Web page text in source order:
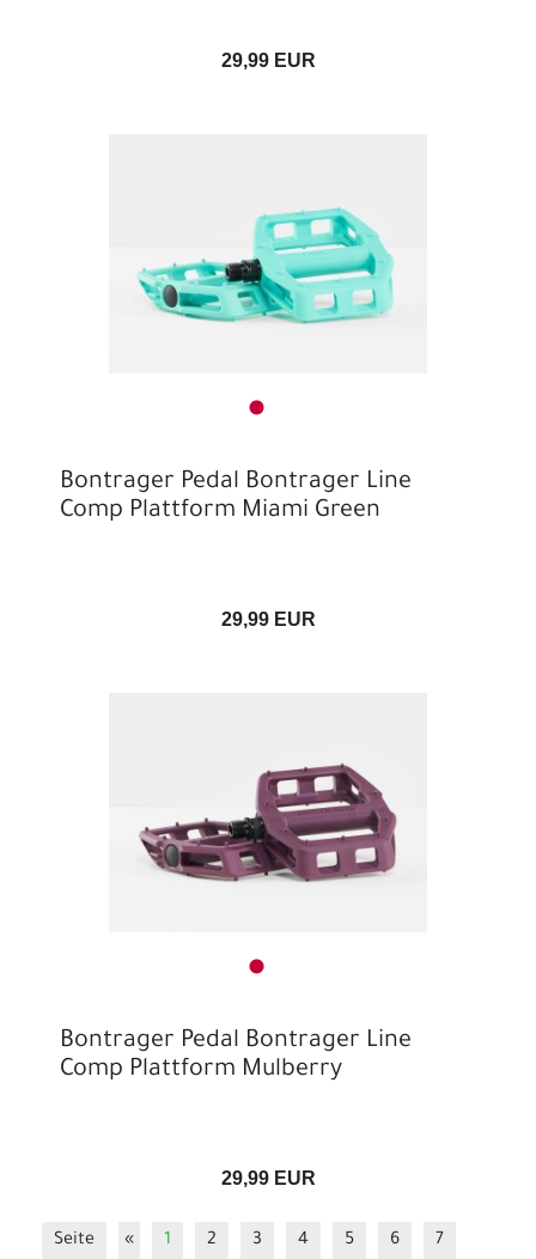
29,99 EUR
Bontrager Pedal Bontrager Line
Comp Plattform Miami Green
29,99 EUR
Bontrager Pedal Bontrager Line
Comp Plattform Mulberry
29,99 EUR
Seite « 1 2 3 4 5 6
7